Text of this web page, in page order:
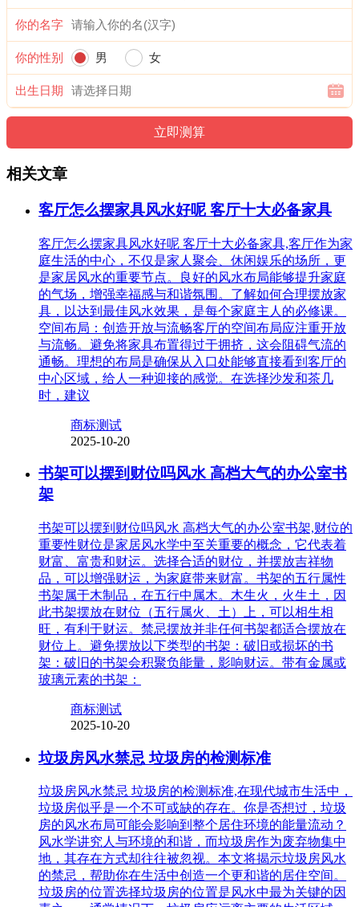
你的名字
你的性别 男 女
出生日期
相关文章
客厅怎么摆家具风水好呢 客厅十大必备家具
客厅怎么摆家具风水好呢 客厅十大必备家具,客厅作为家
庭生活的中心，不仅是家人聚会、休闲娱乐的场所，更
是家居风水的重要节点。良好的风水布局能够提升家庭
的气场，增强幸福感与和谐氛围。了解如何合理摆放家
具，以达到最佳风水效果，是每个家庭主人的必修课。
空间布局：创造开放与流畅客厅的空间布局应注重开放
与流畅。避免将家具布置得过于拥挤，这会阻碍气流的
通畅。理想的布局是确保从入口处能够直接看到客厅的
中心区域，给人一种迎接的感觉。在选择沙发和茶几
时，建议
商标测试
2025-10-20
书架可以摆到财位吗风水 高档大气的办公室书
架
书架可以摆到财位吗风水 高档大气的办公室书架,财位的
重要性财位是家居风水学中至关重要的概念，它代表着
财富、富贵和财运。选择合适的财位，并摆放吉祥物
品，可以增强财运，为家庭带来财富。书架的五行属性
书架属于木制品，在五行中属木。木生火，火生土，因
此书架摆放在财位（五行属火、土）上，可以相生相
旺，有利于财运。禁忌摆放并非任何书架都适合摆放在
财位上。避免摆放以下类型的书架：破旧或损坏的书
架：破旧的书架会积聚负能量，影响财运。带有金属或
玻璃元素的书架：
商标测试
2025-10-20
垃圾房风水禁忌 垃圾房的检测标准
垃圾房风水禁忌 垃圾房的检测标准,在现代城市生活中，
垃圾房似乎是一个不可或缺的存在。你是否想过，垃圾
房的风水布局可能会影响到整个居住环境的能量流动？
风水学讲究人与环境的和谐，而垃圾房作为废弃物集中
地，其存在方式却往往被忽视。本文将揭示垃圾房风水
的禁忌，帮助你在生活中创造一个更和谐的居住空间。
垃圾房的位置选择垃圾房的位置是风水中最为关键的因